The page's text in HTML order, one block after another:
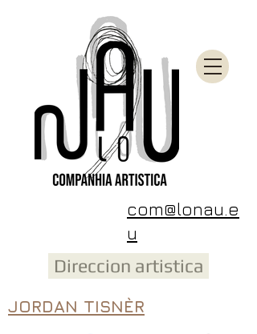
com@lonau.e
u
Direccion artistica
JORDAN TISNÈR